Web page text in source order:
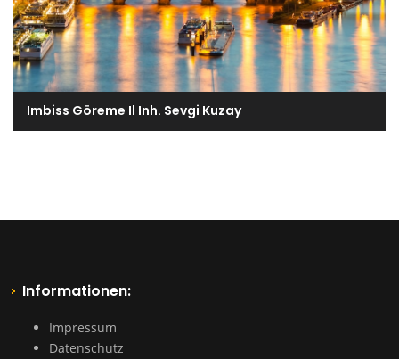
Imbiss Göreme Il Inh. Sevgi Kuzay
Informationen:
Impressum
Datenschutz